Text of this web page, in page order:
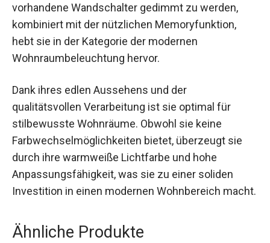
vorhandene Wandschalter gedimmt zu werden,
kombiniert mit der nützlichen Memoryfunktion,
hebt sie in der Kategorie der modernen
Wohnraumbeleuchtung hervor.
Dank ihres edlen Aussehens und der
qualitätsvollen Verarbeitung ist sie optimal für
stilbewusste Wohnräume. Obwohl sie keine
Farbwechselmöglichkeiten bietet, überzeugt sie
durch ihre warmweiße Lichtfarbe und hohe
Anpassungsfähigkeit, was sie zu einer soliden
Investition in einen modernen Wohnbereich macht.
Ähnliche Produkte